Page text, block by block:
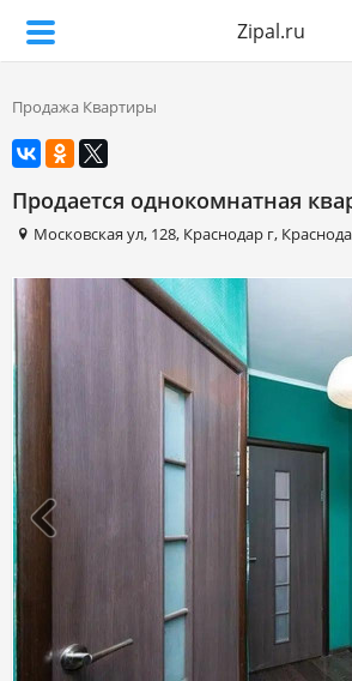
Zipal.ru
Продажа Квартиры
Продается однокомнатная
Московская ул, 128, Краснодар г,